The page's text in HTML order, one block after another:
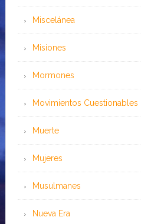
Miscelánea
Misiones
Mormones
Movimientos Cuestionables
Muerte
Mujeres
Musulmanes
Nueva Era